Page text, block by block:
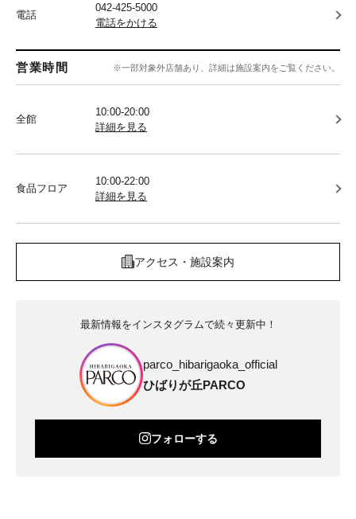
電話
042-425-5000
電話をかける
営業時間 ※一部対象外店舗あり、詳細は施設案内をご覧ください。
全館
10:00-20:00
詳細を見る
食品フロア
10:00-22:00
詳細を見る
アクセス・施設案内
最新情報をインスタグラムで続々更新中！
parco_hibarigaoka_official
ひばりが丘PARCO
フォローする